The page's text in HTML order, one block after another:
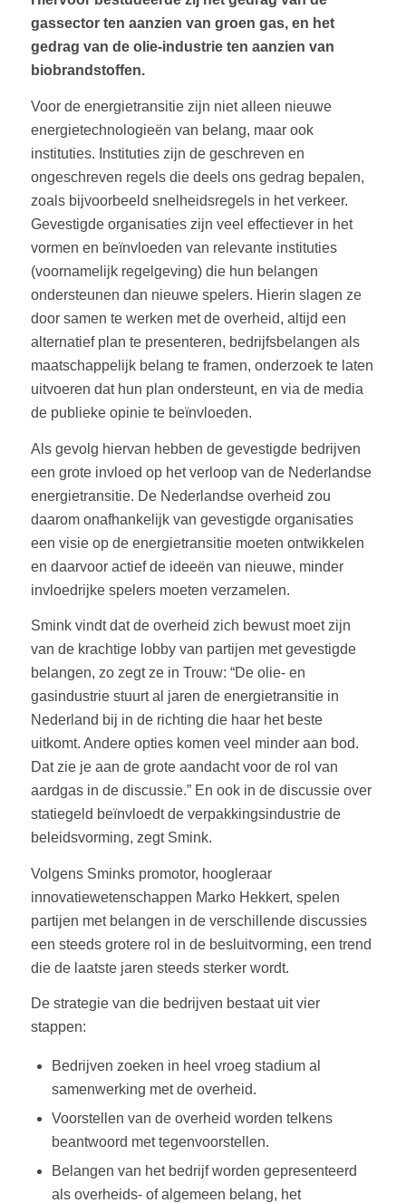
gassector ten aanzien van groen gas, en het
gedrag van de olie-industrie ten aanzien van
biobrandstoffen.
Voor de energietransitie zijn niet alleen nieuwe
energietechnologieën van belang, maar ook
instituties. Instituties zijn de geschreven en
ongeschreven regels die deels ons gedrag bepalen,
zoals bijvoorbeeld snelheidsregels in het verkeer.
Gevestigde organisaties zijn veel effectiever in het
vormen en beïnvloeden van relevante instituties
(voornamelijk regelgeving) die hun belangen
ondersteunen dan nieuwe spelers. Hierin slagen ze
door samen te werken met de overheid, altijd een
alternatief plan te presenteren, bedrijfsbelangen als
maatschappelijk belang te framen, onderzoek te laten
uitvoeren dat hun plan ondersteunt, en via de media
de publieke opinie te beïnvloeden.
Als gevolg hiervan hebben de gevestigde bedrijven
een grote invloed op het verloop van de Nederlandse
energietransitie. De Nederlandse overheid zou
daarom onafhankelijk van gevestigde organisaties
een visie op de energietransitie moeten ontwikkelen
en daarvoor actief de ideeën van nieuwe, minder
invloedrijke spelers moeten verzamelen.
Smink vindt dat de overheid zich bewust moet zijn
van de krachtige lobby van partijen met gevestigde
belangen, zo zegt ze in Trouw: “De olie- en
gasindustrie stuurt al jaren de energietransitie in
Nederland bij in de richting die haar het beste
uitkomt. Andere opties komen veel minder aan bod.
Dat zie je aan de grote aandacht voor de rol van
aardgas in de discussie.” En ook in de discussie over
statiegeld beïnvloedt de verpakkingsindustrie de
beleidsvorming, zegt Smink.
Volgens Sminks promotor, hoogleraar
innovatiewetenschappen Marko Hekkert, spelen
partijen met belangen in de verschillende discussies
een steeds grotere rol in de besluitvorming, een trend
die de laatste jaren steeds sterker wordt.
De strategie van die bedrijven bestaat uit vier
stappen:
Bedrijven zoeken in heel vroeg stadium al
samenwerking met de overheid.
Voorstellen van de overheid worden telkens
beantwoord met tegenvoorstellen.
Belangen van het bedrijf worden gepresenteerd
als overheids- of algemeen belang, het